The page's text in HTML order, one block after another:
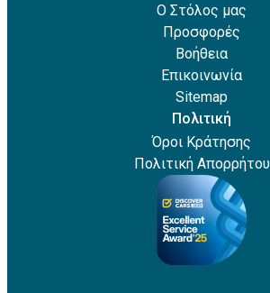
Ο Στόλος μας
Προσφορές
Βοήθεια
Επικοινωνία
Sitemap
Πολιτική
Όροι Κράτησης
Πολιτική Απορρήτου